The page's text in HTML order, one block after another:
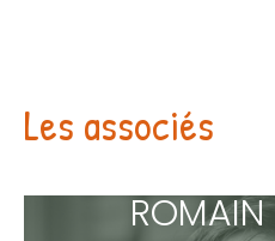
Les associés
ROMAIN